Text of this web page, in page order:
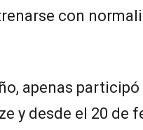
con
apenas
y desde el 20 de